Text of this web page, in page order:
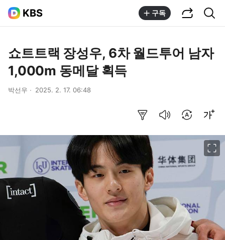
KBS 구독
쇼트트랙 장성우, 6차 월드투어 남자
1,000m 동메달 획득
박선우 2025. 2. 17. 06:48